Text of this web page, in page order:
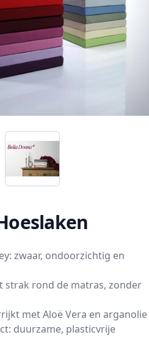
zwaar, ondoorzichtig en
strak rond de matras, zonder
met Aloë Vera en arganolie
duurzame, plasticvrije